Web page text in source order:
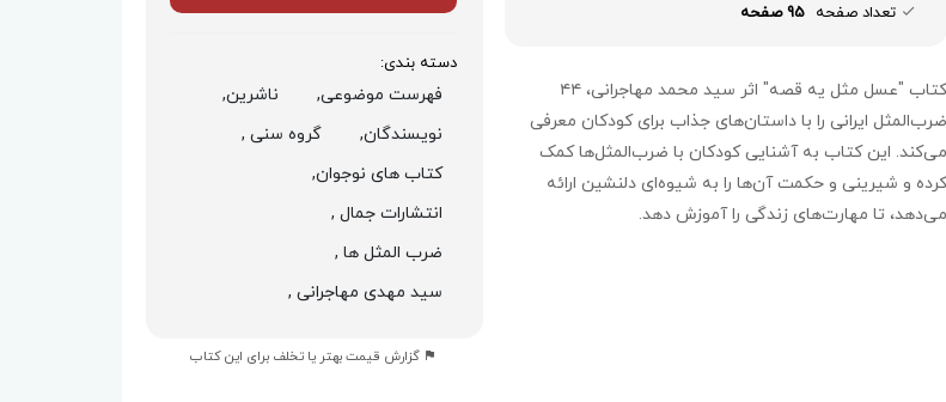
تعداد صفحه 95 صفحه
کتاب "عسل مثل یه قصه" اثر سید محمد مهاجرانی، ۴۴
ضرب‌المثل ایرانی را با داستان‌های جذاب برای کودکان معرفی
می‌کند. این کتاب به آشنایی کودکان با ضرب‌المثل‌ها کمک
کرده و شیرینی و حکمت آن‌ها را به شیوه‌ای دلنشین ارائه
می‌دهد، تا مهارت‌های زندگی را آموزش دهد.
دسته بندی:
فهرست موضوعی,
ناشرین,
نویسندگان,
گروه سنی ,
کتاب های نوجوان,
انتشارات جمال ,
ضرب المثل ها ,
سید مهدی مهاجرانی ,
گزارش قیمت بهتر یا تخلف برای این کتاب